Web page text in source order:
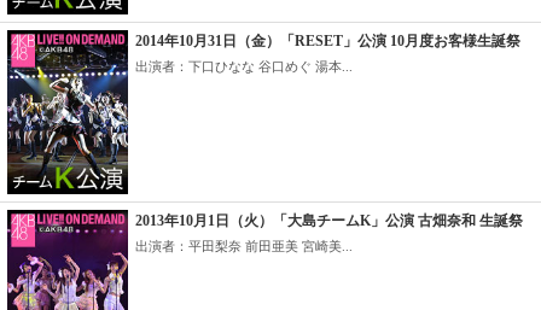
2014年10月31日（金）「RESET」公演 10月度お客様生誕祭
出演者：下口ひなな 谷口めぐ 湯本...
2013年10月1日（火）「大島チームK」公演 古畑奈和 生誕祭
出演者：平田梨奈 前田亜美 宮崎美...